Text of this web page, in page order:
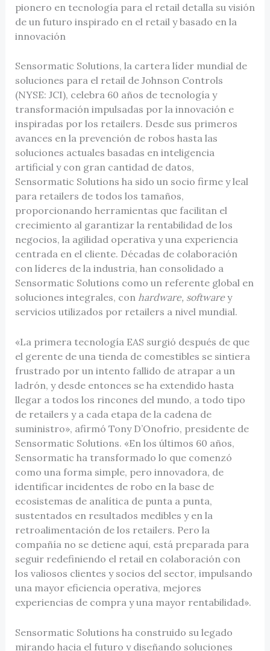
pionero en tecnología para el retail detalla su visión
de un futuro inspirado en el retail y basado en la
innovación
Sensormatic Solutions, la cartera líder mundial de
soluciones para el retail de Johnson Controls
(NYSE: JCI), celebra 60 años de tecnología y
transformación impulsadas por la innovación e
inspiradas por los retailers. Desde sus primeros
avances en la prevención de robos hasta las
soluciones actuales basadas en inteligencia
artificial y con gran cantidad de datos,
Sensormatic Solutions ha sido un socio firme y leal
para retailers de todos los tamaños,
proporcionando herramientas que facilitan el
crecimiento al garantizar la rentabilidad de los
negocios, la agilidad operativa y una experiencia
centrada en el cliente. Décadas de colaboración
con líderes de la industria, han consolidado a
Sensormatic Solutions como un referente global en
soluciones integrales, con hardware, softwarey
servicios utilizados por retailers a nivel mundial.
«La primera tecnología EAS surgió después de que
el gerente de una tienda de comestibles se sintiera
frustrado por un intento fallido de atrapar a un
ladrón, y desde entonces se ha extendido hasta
llegar a todos los rincones del mundo, a todo tipo
de retailers y a cada etapa de la cadena de
suministro», afirmó Tony D’Onofrio, presidente de
Sensormatic Solutions. «En los últimos 60 años,
Sensormatic ha transformado lo que comenzó
como una forma simple, pero innovadora, de
identificar incidentes de robo en la base de
ecosistemas de analítica de punta a punta,
sustentados en resultados medibles y en la
retroalimentación de los retailers. Pero la
compañía no se detiene aquí, está preparada para
seguir redefiniendo el retail en colaboración con
los valiosos clientes y socios del sector, impulsando
una mayor eficiencia operativa, mejores
experiencias de compra y una mayor rentabilidad».
Sensormatic Solutions ha construido su legado
mirando hacia el futuro y diseñando soluciones